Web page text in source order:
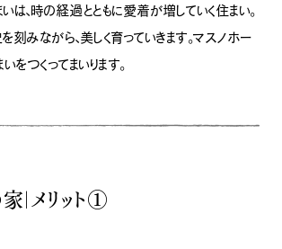
、時の経過とともに愛着が増していく住まい。
みながら、美しく育っていきます。マスノホー
をつくってまいります。
｜メリット①